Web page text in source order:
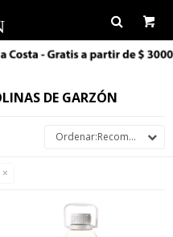
DE GARZÓN
Recomendados